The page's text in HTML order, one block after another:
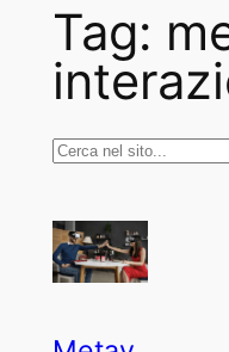
Tag:
Cerca